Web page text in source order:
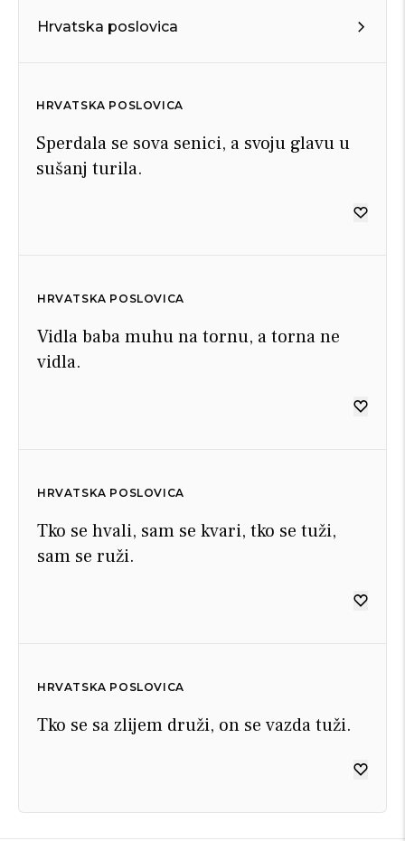
Hrvatska poslovica
HRVATSKA POSLOVICA
Sperdala se sova senici, a svoju glavu u
sušanj turila.
HRVATSKA POSLOVICA
Vidla baba muhu na tornu, a torna ne
vidla.
HRVATSKA POSLOVICA
Tko se hvali, sam se kvari, tko se tuži,
sam se ruži.
HRVATSKA POSLOVICA
Tko se sa zlijem druži, on se vazda tuži.